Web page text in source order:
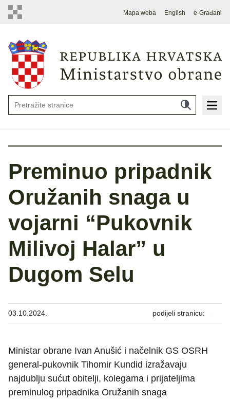
Mapa weba English e-Građani
Preminuo pripadnik
Oružanih snaga u
vojarni “Pukovnik
Milivoj Halar” u
Dugom Selu
03.10.2024. podijeli stranicu:
Ministar obrane Ivan Anušić i načelnik GS OSRH
general-pukovnik Tihomir Kundid izražavaju
najdublju sućut obitelji, kolegama i prijateljima
preminulog pripadnika Oružanih snaga